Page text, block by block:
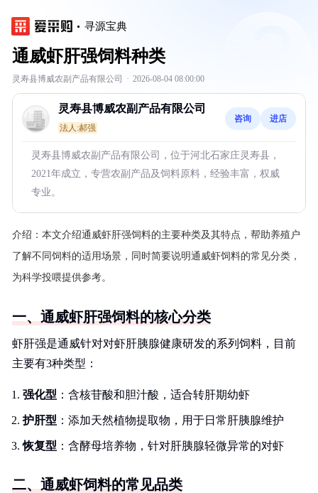
寻源宝典
通威虾肝强饲料种类
灵寿县博威农副产品有限公司 · 2026-08-04 08:00:00
灵寿县博威农副产品有限公司
法人:郝强
咨询 进店
灵寿县博威农副产品有限公司，位于河北石家庄灵寿县，
2021年成立，专营农副产品及饲料原料，经验丰富，权威
专业。
介绍： 本文介绍通威虾肝强饲料的主要种类及其特点，帮助养殖户
了解不同饲料的适用场景，同时简要说明通威虾饲料的常见分类，
为科学投喂提供参考。
一、通威虾肝强饲料的核心分类
虾肝强是通威针对对虾肝胰腺健康研发的系列饲料，目前
主要有3种类型：
强化型 ：含核苷酸和胆汁酸，适合转肝期幼虾
护肝型 ：添加天然植物提取物，用于日常肝胰腺维护
恢复型 ：含酵母培养物，针对肝胰腺轻微异常的对虾
二、通威虾饲料的常见品类